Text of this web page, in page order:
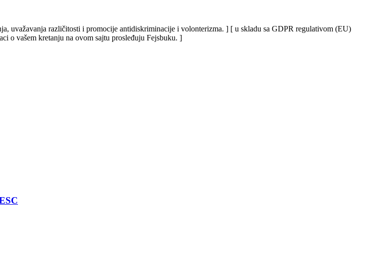
uvažavanja različitosti i promocije antidiskriminacije i volonterizma. ] [ u skladu sa GDPR regulativom (EU)
o vašem kretanju na ovom sajtu prosleđuju Fejsbuku. ]